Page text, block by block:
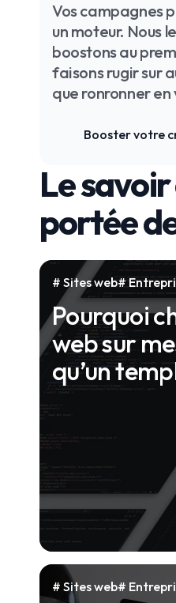
Vos campagnes
un moteur. Nous
boostons au
faisons rugir sur
que ronronner en
Booster votre
Le
portée
Sites web
Pourquoi
web sur
qu’un
Sites web